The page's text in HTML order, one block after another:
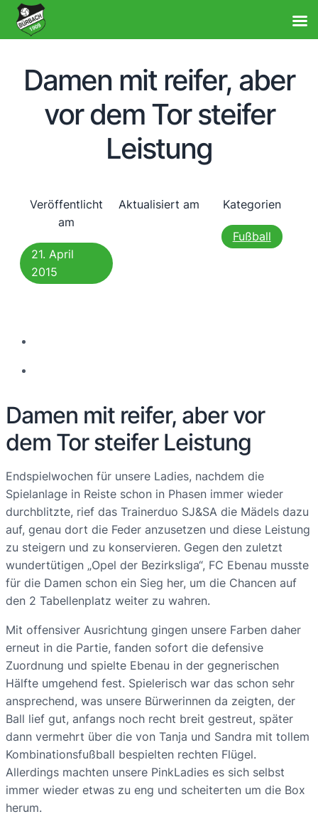
Damen mit reifer, aber
vor dem Tor steifer
Leistung
Veröffentlicht
am
21. April
2015
Aktualisiert am Kategorien
Fußball
Damen mit reifer, aber vor
dem Tor steifer Leistung
Endspielwochen für unsere Ladies, nachdem die
Spielanlage in Reiste schon in Phasen immer wieder
durchblitzte, rief das Trainerduo SJ&SA die Mädels dazu
auf, genau dort die Feder anzusetzen und diese Leistung
zu steigern und zu konservieren. Gegen den zuletzt
wundertütigen „Opel der Bezirksliga“, FC Ebenau musste
für die Damen schon ein Sieg her, um die Chancen auf
den 2 Tabellenplatz weiter zu wahren.
Mit offensiver Ausrichtung gingen unsere Farben daher
erneut in die Partie, fanden sofort die defensive
Zuordnung und spielte Ebenau in der gegnerischen
Hälfte umgehend fest. Spielerisch war das schon sehr
ansprechend, was unsere Bürwerinnen da zeigten, der
Ball lief gut, anfangs noch recht breit gestreut, später
dann vermehrt über die von Tanja und Sandra mit tollem
Kombinationsfußball bespielten rechten Flügel.
Allerdings machten unsere PinkLadies es sich selbst
immer wieder etwas zu eng und scheiterten um die Box
herum.